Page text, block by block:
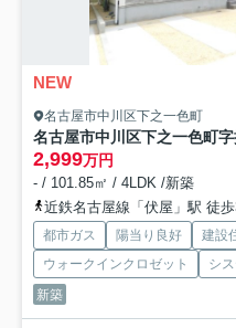
NEW
名古屋市中川区下之一色町
名古屋市中川区下之一色町
2,999万円
- / 101.85㎡ / 4LDK /新築
近鉄名古屋線「伏屋」駅 徒
都市ガス 陽当り良好 建設
ウォークインクロゼット
シ
新築